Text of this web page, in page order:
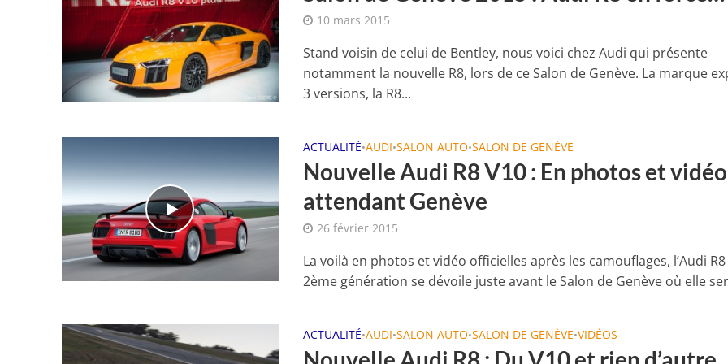
10 mars 2015
Stand voisin de celui de Bentley, nous voici chez Audi qui présente
notamment la nouvelle R8, lors de ce Salon de Genève. La marque
3 versions, la R8...
ACTUALITÉ•AUDI•SALON AUTO•SALON DE GENÈVE
Nouvelle Audi R8 V10 : En photos et
attendant Genève
26 février 2015
La voilà en photos et vidéo officielles après les camouflages, l’Audi R8
2ème génération se dévoile juste avant le Salon de Genève où elle
ACTUALITÉ•AUDI•SALON AUTO•SALON DE GENÈVE•VIDÉOS